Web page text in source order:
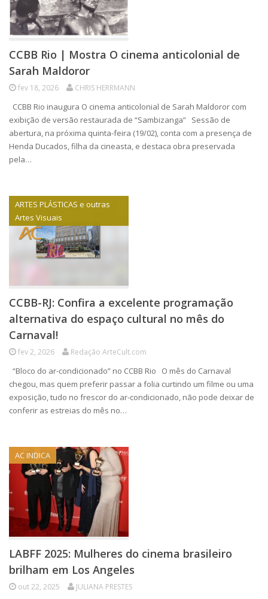
CCBB Rio | Mostra O cinema anticolonial de
Sarah Maldoror
fev 18, 2026 CHRIS HERRMANN
CCBB Rio inaugura O cinema anticolonial de Sarah Maldoror com
exibição de versão restaurada de “Sambizanga” Sessão de
abertura, na próxima quinta-feira (19/02), conta com a presença de
Henda Ducados, filha da cineasta, e destaca obra preservada
pela…
ARTES PLÁSTICAS e outras
Artes Visuais
CCBB-RJ: Confira a excelente programação
alternativa do espaço cultural no mês do
Carnaval!
fev 2, 2026 Redação ArteCult.com
“Bloco do ar-condicionado” no CCBB Rio O mês do Carnaval
chegou, mas quem preferir passar a folia curtindo um filme ou uma
exposição, tudo no frescor do ar-condicionado, não pode deixar de
conferir as estreias do mês no…
AC INDICA
LABFF 2025: Mulheres do cinema brasileiro
brilham em Los Angeles
out 22, 2025 JULIANA PRESTES